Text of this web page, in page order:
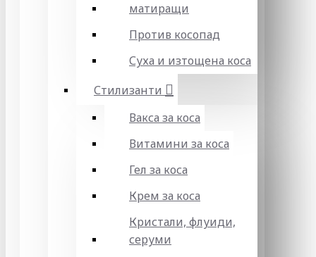
матиращи
Против косопад
Суха и изтощена коса
Стилизанти
Вакса за коса
Витамини за коса
Гел за коса
Крем за коса
Кристали, флуиди,
серуми